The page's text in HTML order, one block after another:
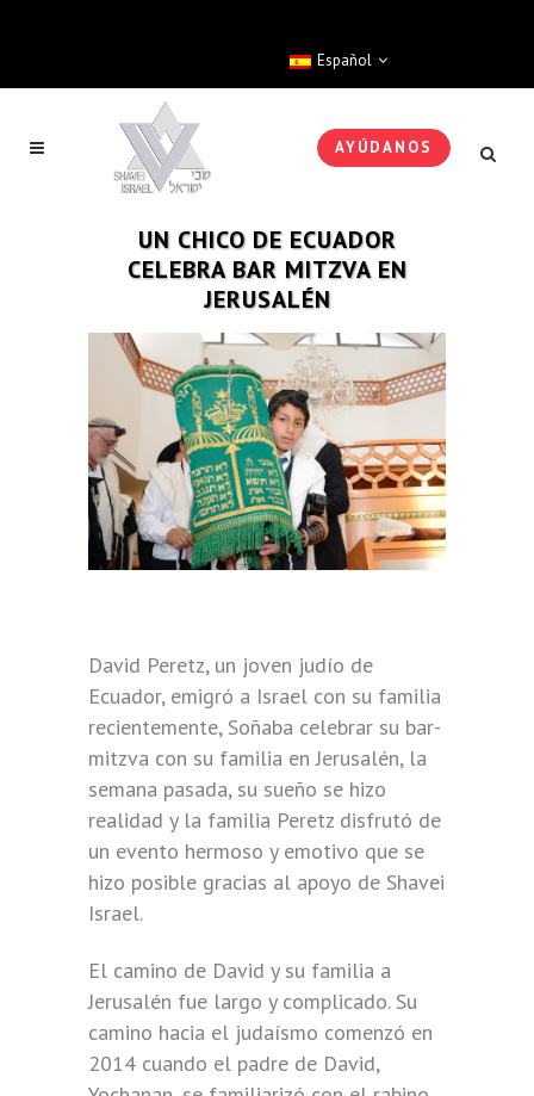
Español
AYÚDANOS
UN CHICO DE ECUADOR
CELEBRA BAR MITZVA EN
JERUSALÉN
David Peretz, un joven judío de
Ecuador, emigró a Israel con su familia
recientemente, Soñaba celebrar su bar-
mitzva con su familia en Jerusalén, la
semana pasada, su sueño se hizo
realidad y la familia Peretz disfrutó de
un evento hermoso y emotivo que se
hizo posible gracias al apoyo de Shavei
Israel.
El camino de David y su familia a
Jerusalén fue largo y complicado. Su
camino hacia el judaísmo comenzó en
2014 cuando el padre de David,